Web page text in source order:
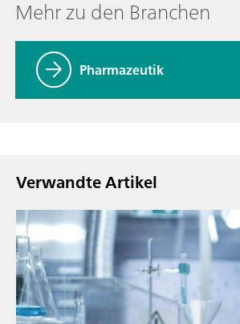
Mehr zu den Branchen
Pharmazeutik
Verwandte Artikel